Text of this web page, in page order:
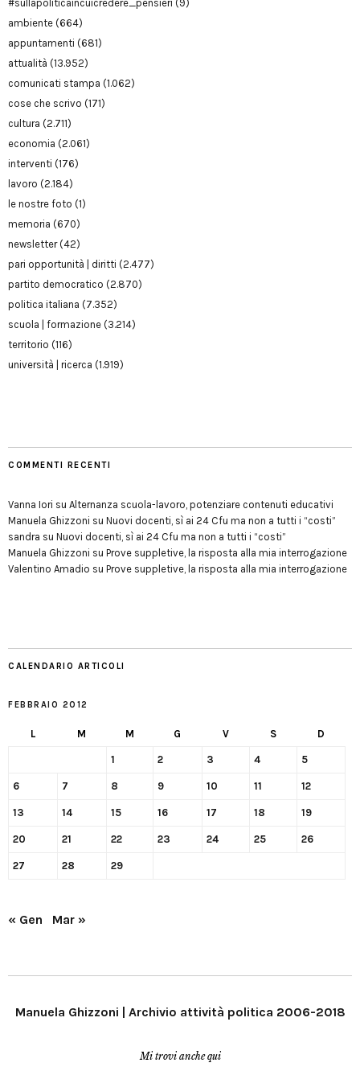
#sullapoliticaincuicredere_pensieri (9)
ambiente (664)
appuntamenti (681)
attualità (13.952)
comunicati stampa (1.062)
cose che scrivo (171)
cultura (2.711)
economia (2.061)
interventi (176)
lavoro (2.184)
le nostre foto (1)
memoria (670)
newsletter(42)
pari opportunità | diritti (2.477)
partito democratico (2.870)
politica italiana (7.352)
scuola | formazione (3.214)
territorio (116)
università | ricerca (1.919)
COMMENTI RECENTI
Vanna Iori su Alternanza scuola-lavoro, potenziare contenuti educativi
Manuela Ghizzoni su Nuovi docenti, sì ai 24 Cfu ma non a tutti i “costi”
sandra su Nuovi docenti, sì ai 24 Cfu ma non a tutti i “costi”
Manuela Ghizzoni su Prove suppletive, la risposta alla mia interrogazione
Valentino Amadio su Prove suppletive, la risposta alla mia interrogazione
CALENDARIO ARTICOLI
FEBBRAIO 2012
L M M G V S D
1 2 3 4 5
6 7 8 9 10 11 12
13 14 15 16 17 18 19
20 21 22 23 24 25 26
27 28 29
« Gen Mar »
Manuela Ghizzoni | Archivio attività politica 2006-2018
Mi trovi anche qui